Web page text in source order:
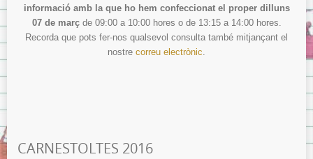
informació amb la que ho hem confeccionat el proper dilluns
07 de marçde 09:00 a 10:00 hores o de 13:15 a 14:00 hores.
Recorda que pots fer-nos qualsevol consulta també mitjançant el
nostre correu electrònic.
CARNESTOLTES 2016